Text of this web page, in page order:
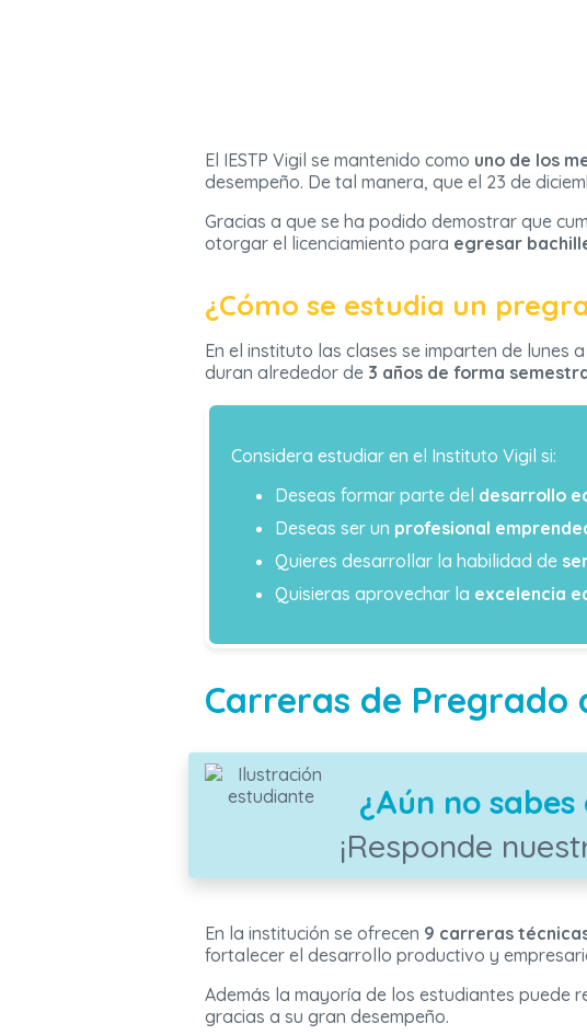
El IESTP Vigil se mantenido como uno de los
desempeño. De tal manera, que el 23 de
Gracias a que se ha podido demostrar que
otorgar el licenciamiento para egresar
¿Cómo se estudia un
En el instituto las clases se imparten de lunes
duran alrededor de 3 años de forma
Considera estudiar en el Instituto Vigil si:
Deseas formar parte del desarrollo
Deseas ser un profesional
Quieres desarrollar la habilidad de
Quisieras aprovechar la excelencia
Carreras de Pregrado
¿Aún no
¡Responde
En la institución se ofrecen 9 carreras
fortalecer el desarrollo productivo y
Además la mayoría de los estudiantes puede
gracias a su gran desempeño.